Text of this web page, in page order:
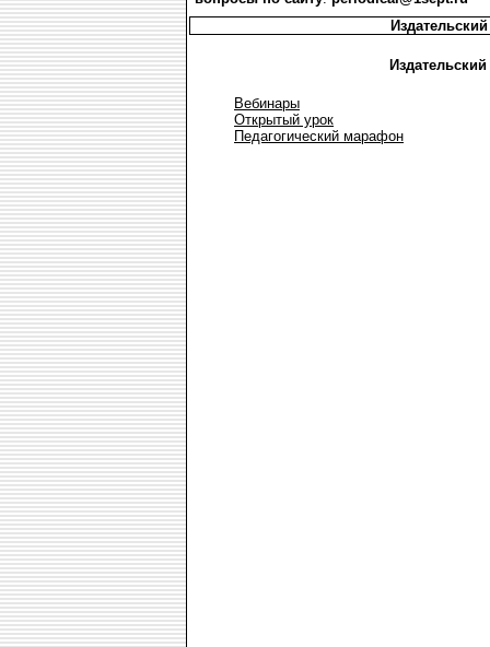
Вебинары
Открытый урок
Педагогический марафон